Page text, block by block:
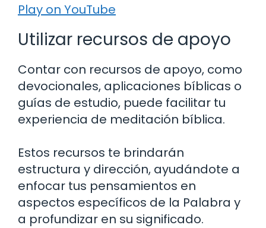
Play on YouTube
Utilizar recursos de apoyo
Contar con recursos de apoyo, como
devocionales, aplicaciones bíblicas o
guías de estudio, puede facilitar tu
experiencia de meditación bíblica.
Estos recursos te brindarán
estructura y dirección, ayudándote a
enfocar tus pensamientos en
aspectos específicos de la Palabra y
a profundizar en su significado.